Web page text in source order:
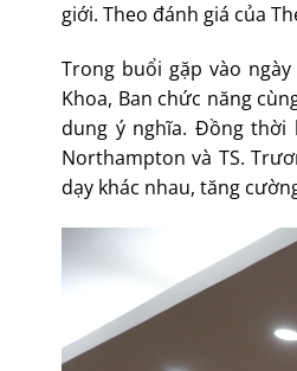
giới. Theo đánh giá của
Trong buổi gặp vào
Khoa, Ban chức năng
dung ý nghĩa. Đồng thời
Northampton và TS.
dạy khác nhau, tăng